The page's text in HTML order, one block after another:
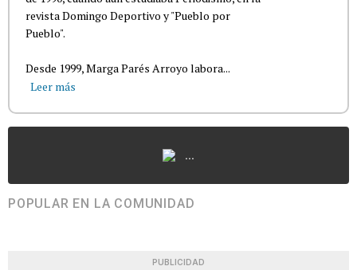
revista Domingo Deportivo y "Pueblo por
Pueblo".
Desde 1999, Marga Parés Arroyo labora...
Leer más
...
POPULAR EN LA COMUNIDAD
PUBLICIDAD